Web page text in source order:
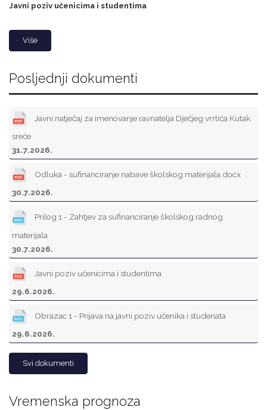
Javni poziv učenicima i studentima
Više
Posljednji dokumenti
Javni natječaj za imenovanje ravnatelja Dječjeg vrrtića Kutak
sreće
31.7.2026.
Odluka - sufinanciranje nabave školskog materijala.docx
30.7.2026.
Prilog 1 - Zahtjev za sufinanciranje školskog radnog
materijala
30.7.2026.
Javni poziv učenicima i studentima
29.6.2026.
Obrazac 1 - Prijava na javni poziv učenika i studenata
29.6.2026.
Svi dokumenti
Vremenska prognoza